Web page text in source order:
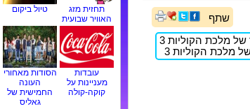
שתף
מלכת הקוליות 3
תחזית מזג
האוויר שבועית
טיול ביקום
עובדות
מעניינות על
קוקה-קולה
הסודות מאחורי
העונה
החמישית של
גאליס